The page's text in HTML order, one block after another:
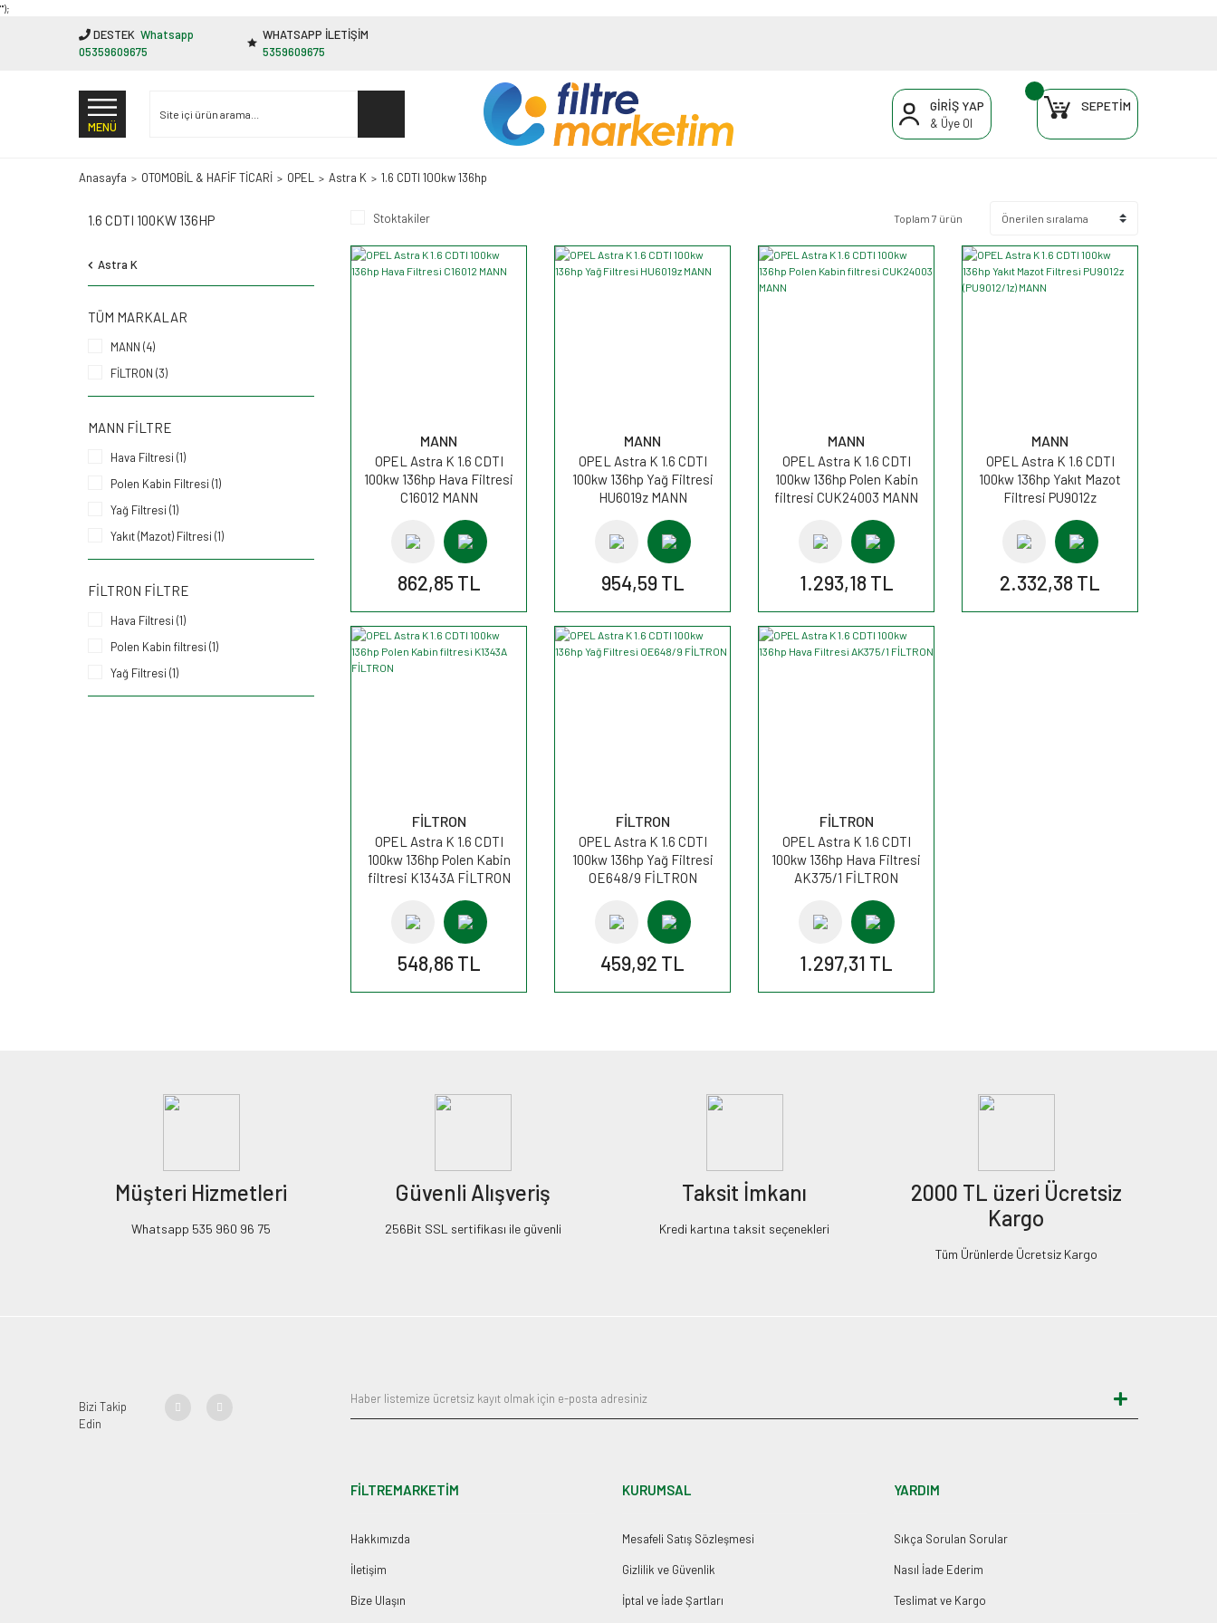
"');
DESTEK Whatsapp
05359609675
WHATSAPP İLETİŞİM
5359609675
MENÜ
GİRİŞ YAP
& Üye Ol
SEPETİM
Anasayfa OTOMOBİL & HAFİF TİCARİ OPEL Astra K 1.6 CDTI 100kw 136hp
1.6 CDTI 100KW 136HP
Astra K
TÜM MARKALAR
MANN (4)
FİLTRON (3)
MANN FILTRE
Hava Filtresi (1)
Polen Kabin Filtresi (1)
Yağ Filtresi (1)
Yakıt (Mazot) Filtresi (1)
FILTRON FILTRE
Hava Filtresi (1)
Polen Kabin filtresi (1)
Yağ Filtresi (1)
Stoktakiler Toplam 7 ürün
MANN
OPEL Astra K 1.6 CDTI
100kw 136hp Hava Filtresi
C16012 MANN
862,85 TL
MANN
OPEL Astra K 1.6 CDTI
100kw 136hp Yağ Filtresi
HU6019z MANN
954,59 TL
MANN
OPEL Astra K 1.6 CDTI
100kw 136hp Polen Kabin
filtresi CUK24003 MANN
1.293,18 TL
MANN
OPEL Astra K 1.6 CDTI
100kw 136hp Yakıt Mazot
Filtresi PU9012z
2.332,38 TL
FİLTRON
OPEL Astra K 1.6 CDTI
100kw 136hp Polen Kabin
filtresi K1343A FİLTRON
548,86 TL
FİLTRON
OPEL Astra K 1.6 CDTI
100kw 136hp Yağ Filtresi
OE648/9 FİLTRON
459,92 TL
FİLTRON
OPEL Astra K 1.6 CDTI
100kw 136hp Hava Filtresi
AK375/1 FİLTRON
1.297,31 TL
Müşteri Hizmetleri
Whatsapp 535 960 96 75
Güvenli Alışveriş
256Bit SSL sertifikası ile güvenli
Taksit İmkanı
Kredi kartına taksit seçenekleri
2000 TL üzeri Ücretsiz
Kargo
Tüm Ürünlerde Ücretsiz Kargo
Bizi Takip
Edin
FİLTREMARKETİM
Hakkımızda
İletişim
Bize Ulaşın
KURUMSAL
Mesafeli Satış Sözleşmesi
Gizlilik ve Güvenlik
İptal ve İade Şartları
YARDIM
Sıkça Sorulan Sorular
Nasıl İade Ederim
Teslimat ve Kargo